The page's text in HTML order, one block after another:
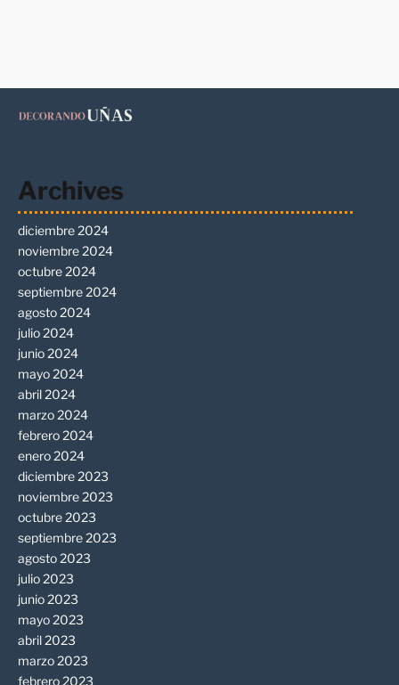
Archives
diciembre 2024
noviembre 2024
octubre 2024
septiembre 2024
agosto 2024
julio 2024
junio 2024
mayo 2024
abril 2024
marzo 2024
febrero 2024
enero 2024
diciembre 2023
noviembre 2023
octubre 2023
septiembre 2023
agosto 2023
julio 2023
junio 2023
mayo 2023
abril 2023
marzo 2023
febrero 2023